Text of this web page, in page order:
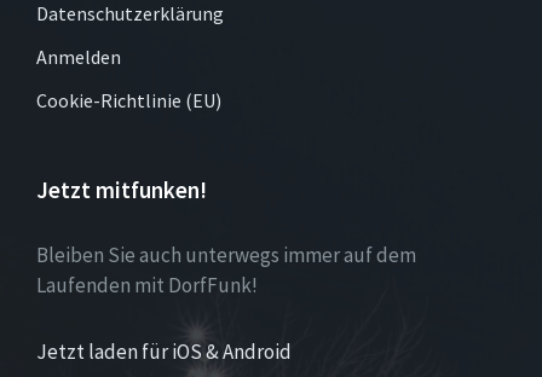
Datenschutzerklärung
Anmelden
Cookie-Richtlinie (EU)
Jetzt mitfunken!
Bleiben Sie auch unterwegs immer auf dem
Laufenden mit DorfFunk!
Jetzt laden für iOS & Android